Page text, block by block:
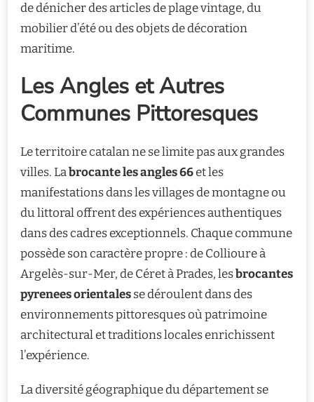
de dénicher des articles de plage vintage, du
mobilier d’été ou des objets de décoration
maritime.
Les Angles et Autres
Communes Pittoresques
Le territoire catalan ne se limite pas aux grandes
villes. Labrocante les angles 66et les
manifestations dans les villages de montagne ou
du littoral offrent des expériences authentiques
dans des cadres exceptionnels. Chaque commune
possède son caractère propre : de Collioure à
Argelès-sur-Mer, de Céret à Prades, lesbrocantes
pyrenees orientalesse déroulent dans des
environnements pittoresques où patrimoine
architectural et traditions locales enrichissent
l’expérience.
La diversité géographique du département se